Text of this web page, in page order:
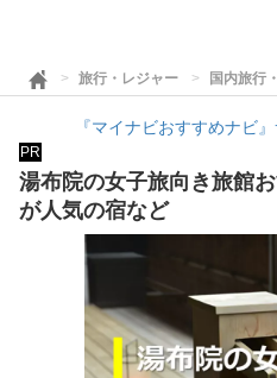
旅行・レジャー 国内旅行
『マイナビおすすめナビ
PR
湯布院の女子旅向き旅館
が人気の宿など